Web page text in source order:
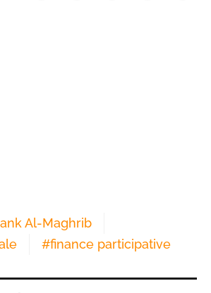
Al-Maghrib
#finance participative